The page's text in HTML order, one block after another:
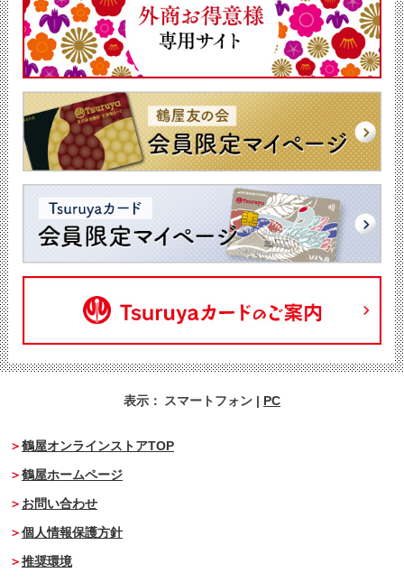
表示： スマートフォン | PC
鶴屋オンラインストアTOP
鶴屋ホームページ
お問い合わせ
個人情報保護方針
推奨環境